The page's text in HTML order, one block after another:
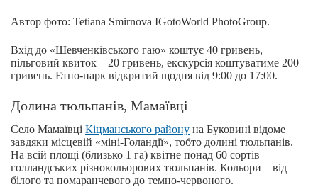
Автор фото: Tetiana Smirnova IGotoWorld PhotoGroup.
Вхід до «Шевченківського гаю» коштує 40 гривень,
пільговий квиток – 20 гривень, екскурсія коштуватиме 200
гривень. Етно-парк відкритий щодня від 9:00 до 17:00.
Долина тюльпанів, Мамаївці
Село Мамаївці Кіцманського району на Буковині відоме
завдяки місцевій «міні-Голандії», тобто долині тюльпанів.
На всій площі (близько 1 га) квітне понад 60 сортів
голландських різнокольорових тюльпанів. Кольори – від
білого та помаранчевого до темно-червоного.